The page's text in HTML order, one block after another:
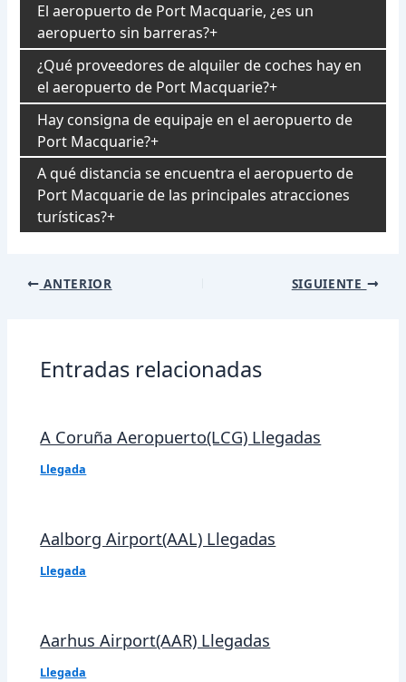
El aeropuerto de Port Macquarie, ¿es un
aeropuerto sin barreras?
¿Qué proveedores de alquiler de coches hay en
el aeropuerto de Port Macquarie?
Hay consigna de equipaje en el aeropuerto de
Port Macquarie?
A qué distancia se encuentra el aeropuerto de
Port Macquarie de las principales atracciones
turísticas?
Navegación
ANTERIOR SIGUIENTE
Entradas relacionadas
A Coruña Aeropuerto(LCG) Llegadas
Llegada
Aalborg Airport(AAL) Llegadas
Llegada
Aarhus Airport(AAR) Llegadas
Llegada